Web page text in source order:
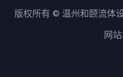
版权所有 ©温州和颐流体
网